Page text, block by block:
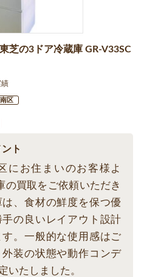
芝の3ドア冷蔵庫 GR-V33SC
区
ト
にお住まいのお客様よ
の買取をご依頼いただき
、食材の鮮度を保つ優
の良いレイアウト設計
。一般的な使用感はご
装の状態や動作コンデ
いたしました。